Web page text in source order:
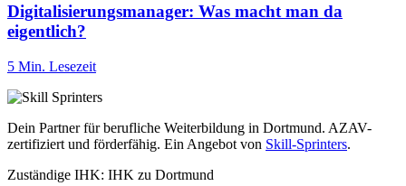
Digitalisierungsmanager: Was macht man da
eigentlich?
5 Min. Lesezeit
Dein Partner für berufliche Weiterbildung in Dortmund. AZAV-
zertifiziert und förderfähig. Ein Angebot von Skill-Sprinters.
Zuständige IHK: IHK zu Dortmund